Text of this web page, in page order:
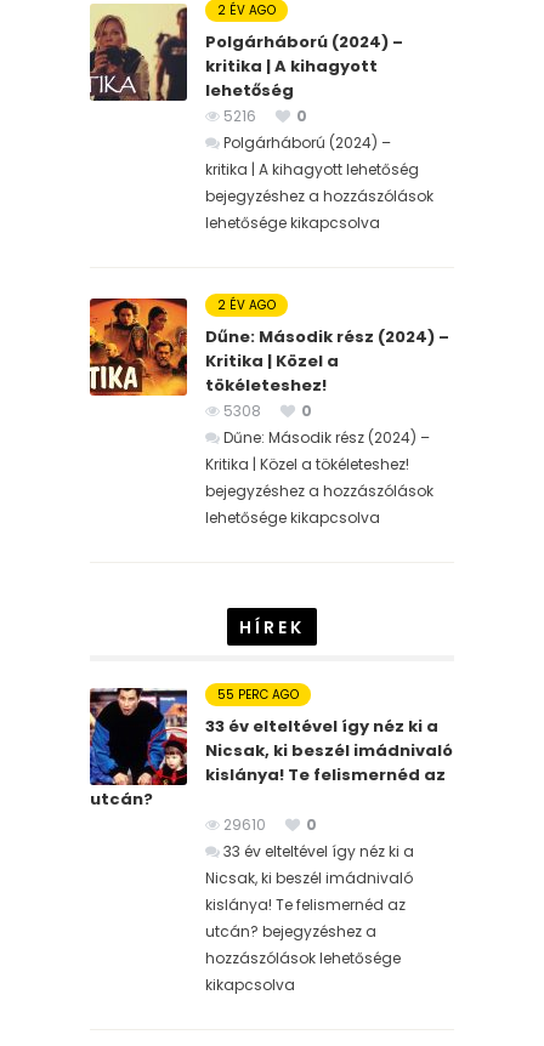
2 ÉV AGO
Polgárháború (2024) –
kritika | A kihagyott
lehetőség
5216
0
Polgárháború (2024) –
kritika | A kihagyott lehetőség
bejegyzéshez a hozzászólások
lehetősége kikapcsolva
2 ÉV AGO
Dűne: Második rész (2024) –
Kritika | Közel a
tökéleteshez!
5308
0
Dűne: Második rész (2024) –
Kritika | Közel a tökéleteshez!
bejegyzéshez a hozzászólások
lehetősége kikapcsolva
HÍREK
55 PERC AGO
33 év elteltével így néz ki a
Nicsak, ki beszél imádnivaló
kislánya! Te felismernéd az
utcán?
29610
0
33 év elteltével így néz ki a
Nicsak, ki beszél imádnivaló
kislánya! Te felismernéd az
utcán? bejegyzéshez a
hozzászólások lehetősége
kikapcsolva